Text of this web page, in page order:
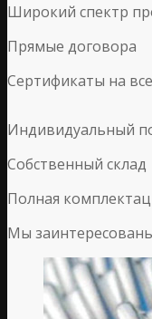
Широкий спектр
Прямые договора
Сертификаты на
Индивидуальный
Собственный склад
Полная
Мы